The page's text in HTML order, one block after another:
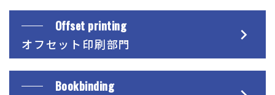
Offset printing
オフセット印刷部門
Bookbinding